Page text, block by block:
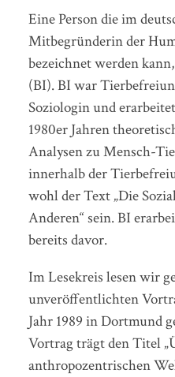
Eine Person die im
Mitbegründerin der
bezeichnet werden
(BI). BI war
Soziologin und
1980er Jahren
Analysen zu Mensch-
innerhalb der
wohl der Text „Die
Anderen“ sein. BI
bereits davor.
Im Lesekreis lesen wir
unveröffentlichten
Jahr 1989 in Dortmund
Vortrag trägt den Titel
anthropozentrischen